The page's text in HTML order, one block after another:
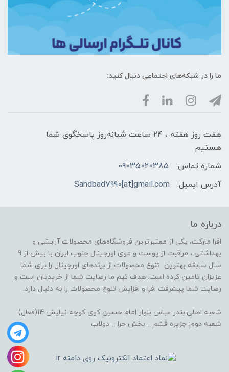
ما را در شبکه‌های اجتماعی دنبال کنید:
هفت روز هفته ، ۲۴ ساعت شبانه‌روز پاسخگوی شما
هستیم
شماره تماس:
09035020385
آدرس ایمیل:
Sandbad7990[at]gmail.com
درباره ما
افرا مارکت، یکی از معتبرترین فروشگاه‌های محصولات آرایشی و
بهداشتی ، مراقبت از پوست و موی اورجینال جنوب ایران با بیش از 9
سال سابقه بهترین تنوع محصولات از برندهای اورجینال را برای شما
عزیزان تامین کرده است. هدف تیم ما رضایت شما از خریدتان است و
رضایت شما پیشرفت افرا و افزایش تنوع محصولات را به دنبال دارد.
شعبه اصلی:بندر عباس بلوار امام حسین کوی کوچه نیایش 14(فعال)
شعبه دوم: جزیره قشم _ بخش حرا _ دولاب